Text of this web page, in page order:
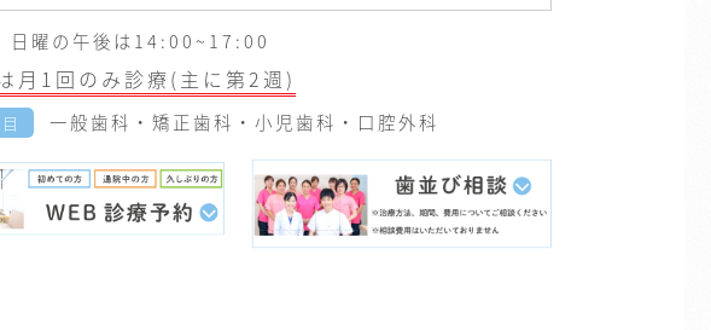
日曜の午後は14:00~17:00
月1回のみ診療(主に第2週)
一般歯科・矯正歯科・小児歯科・口腔外科